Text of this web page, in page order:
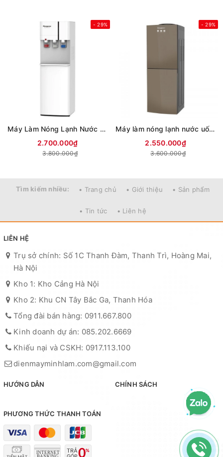
- 29%
Máy Làm Nóng Lạnh Nước Uống Kangaroo KG59A3
2.700.000₫
3.800.000₫
- 29%
Máy làm nóng lạnh nước uống Kangaroo KG58A3
2.550.000₫
3.600.000₫
Tìm kiếm nhiều: • Trang chủ • Giới thiệu • Sản phẩm
• Tin tức • Liên hệ
LIÊN HỆ
Trụ sở chính: Số 1C Thanh Đàm, Thanh Trì, Hoàng Mai,
Hà Nội
Kho 1: Kho Cảng Hà Nội
Kho 2: Khu CN Tây Bắc Ga, Thanh Hóa
Tổng đài bán hàng: 0911.667.800
Kinh doanh dự án: 085.202.6669
Khiếu nại và CSKH: 0917.113.100
dienmayminhlam.com@gmail.com
HƯỚNG DẪN CHÍNH SÁCH
PHƯƠNG THỨC THANH TOÁN